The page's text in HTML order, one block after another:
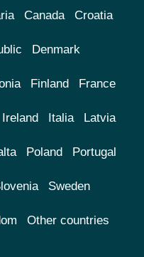
Canada Croatia
Denmark
Finland France
Ireland Italia Latvia
Poland Portugal
Sweden
Other countries